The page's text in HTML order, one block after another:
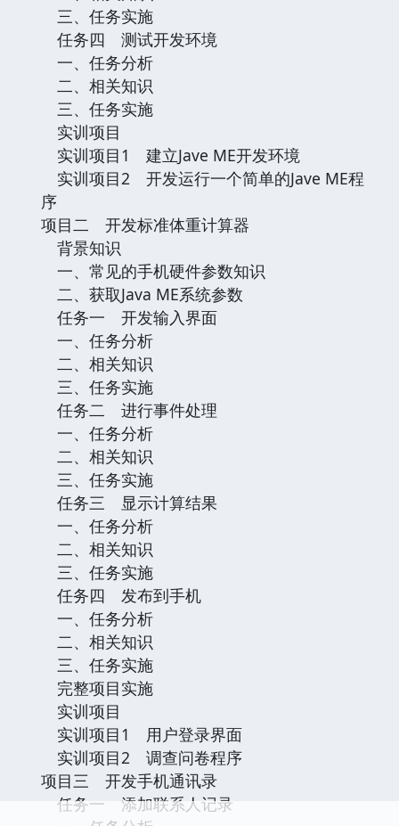
三、任务实施
任务四 测试开发环境
一、任务分析
二、相关知识
三、任务实施
实训项目
实训项目1 建立Jave ME开发环境
实训项目2 开发运行一个简单的Jave ME程
序
项目二 开发标准体重计算器
背景知识
一、常见的手机硬件参数知识
二、获取Java ME系统参数
任务一 开发输入界面
一、任务分析
二、相关知识
三、任务实施
任务二 进行事件处理
一、任务分析
二、相关知识
三、任务实施
任务三 显示计算结果
一、任务分析
二、相关知识
三、任务实施
任务四 发布到手机
一、任务分析
二、相关知识
三、任务实施
完整项目实施
实训项目
实训项目1 用户登录界面
实训项目2 调查问卷程序
项目三 开发手机通讯录
任务一 添加联系人记录